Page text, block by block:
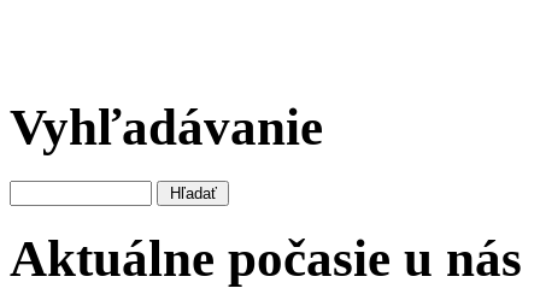
Vyhľadávanie
Aktuálne počasie u nás